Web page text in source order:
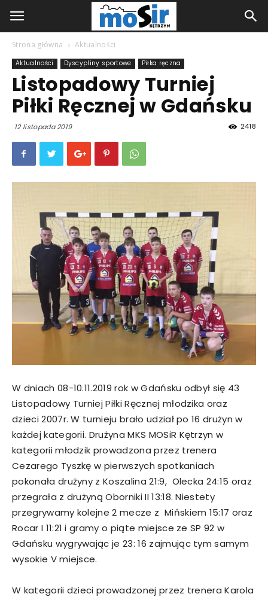
Strona główna Aktualności
Aktualności Dyscypliny sportowe Piłka ręczna
Listopadowy Turniej
Piłki Ręcznej w Gdańsku
12 listopada 2019 2418
W dniach 08-10.11.2019 rok w Gdańsku odbył się 43
Listopadowy Turniej Piłki Ręcznej młodzika oraz
dzieci 2007r. W turnieju brało udział po 16 drużyn w
każdej kategorii. Drużyna MKS MOSiR Kętrzyn w
kategorii młodzik prowadzona przez trenera
Cezarego Tyszkę w pierwszych spotkaniach
pokonała drużyny z Koszalina 21:9, Olecka 24:15 oraz
przegrała z drużyną Oborniki II 13:18. Niestety
przegrywamy kolejne 2 mecze z Mińskiem 15:17 oraz
Rocar I 11:21 i gramy o piąte miejsce ze SP 92 w
Gdańsku wygrywając je 23: 16 zajmując tym samym
wysokie V miejsce.
W kategorii dzieci prowadzonej przez trenera Karola